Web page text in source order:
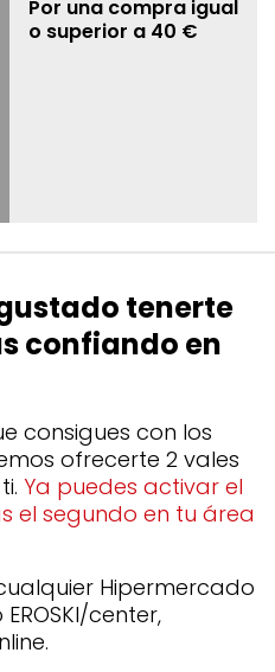
Por una compra igual
o superior a 40 €
tenerte
confiando en
consigues con los
ofrecerte 2 vales
Ya puedes activar el
el segundo en tu área
Hipermercado
center,